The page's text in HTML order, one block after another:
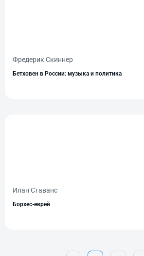
Фредерик Скиннер
Бетховен в России: музыка и политика
Илан Ставанс
Борхес-еврей